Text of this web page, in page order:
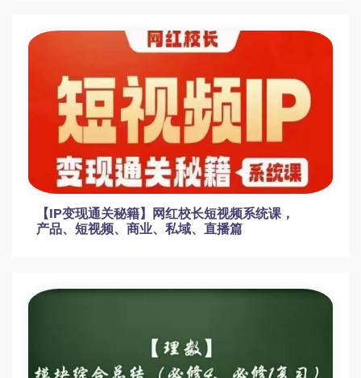
【田佩淮、杜文红】高中地理必修1同步网课
视频[百度云资源]